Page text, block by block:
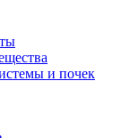
и почек